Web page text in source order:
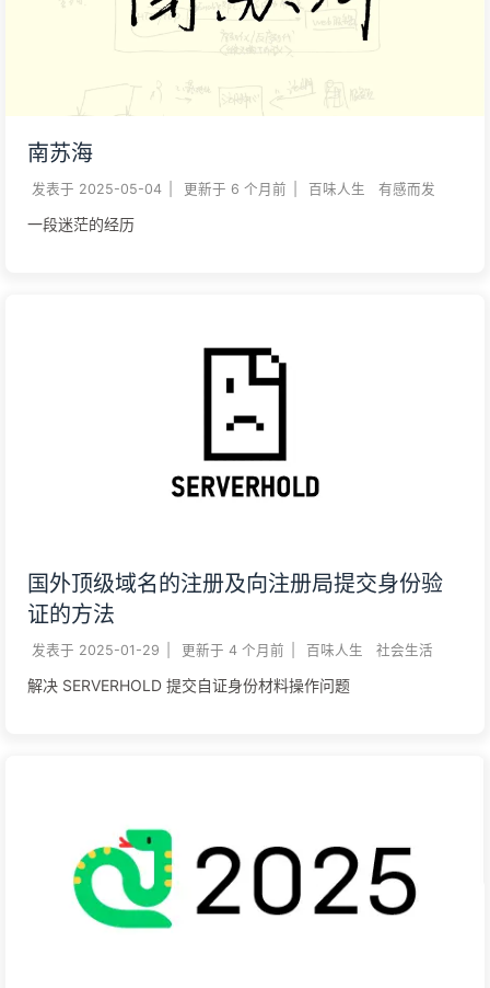
南苏海
发表于 2025-05-04 更新于 6 个月前 百味人生 有感而发
一段迷茫的经历
国外顶级域名的注册及向注册局提交身份验
证的方法
发表于 2025-01-29 更新于 4 个月前 百味人生 社会生活
解决 SERVERHOLD 提交自证身份材料操作问题